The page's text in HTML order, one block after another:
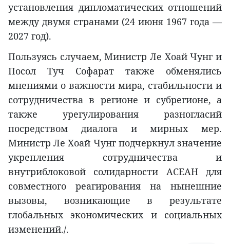
установления дипломатических отношений
между двумя странами (24 июня 1967 года —
2027 год).
Пользуясь случаем, Министр Ле Хоай Чунг и
Посол Туч Софарат также обменялись
мнениями о важности мира, стабильности и
сотрудничества в регионе и субрегионе, а
также урегулирования разногласий
посредством диалога и мирных мер.
Министр Ле Хоай Чунг подчеркнул значение
укрепления сотрудничества и
внутриблоковой солидарности АСЕАН для
совместного реагирования на нынешние
вызовы, возникающие в результате
глобальных экономических и социальных
изменений./.